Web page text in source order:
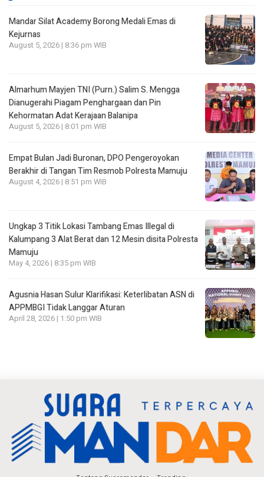
Mandar Silat Academy Borong Medali Emas di
Kejurnas
August 5, 2026 | 8:36 pm WIB
Almarhum Mayjen TNI (Purn.) Salim S. Mengga
Dianugerahi Piagam Penghargaan dan Pin
Kehormatan Adat Kerajaan Balanipa
August 5, 2026 | 8:01 pm WIB
Empat Bulan Jadi Buronan, DPO Pengeroyokan
Berakhir di Tangan Tim Resmob Polresta Mamuju
August 4, 2026 | 8:51 pm WIB
Ungkap 3 Titik Lokasi Tambang Emas Illegal di
Kalumpang 3 Alat Berat dan 12 Mesin disita Polresta
Mamuju
May 4, 2026 | 8:35 pm WIB
Agusnia Hasan Sulur Klarifikasi: Keterlibatan ASN di
APPMBGI Tidak Langgar Aturan
April 28, 2026 | 1:50 pm WIB